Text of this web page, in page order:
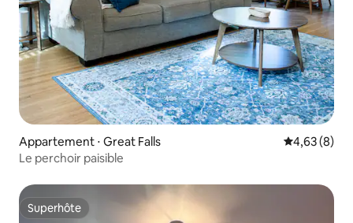
Appartement ⋅ Great Falls Évaluation
4,63 (8)
Le perchoir paisible
Superhôte
Superhôte